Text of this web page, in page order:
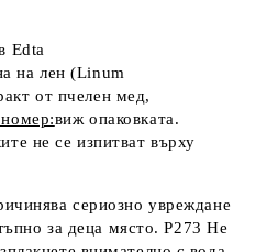
Edta
на лен (Linum
от пчелен мед,
виж опаковката.
не се изпитват върху
сериозно увреждане
за деца място. P273 Не